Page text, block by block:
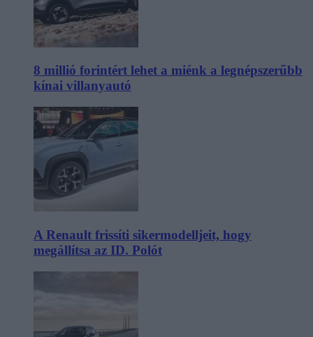
8 millió forintért lehet a miénk a legnépszerűbb
kínai villanyautó
A Renault frissíti sikermodelljeit, hogy
megállítsa az ID. Polót